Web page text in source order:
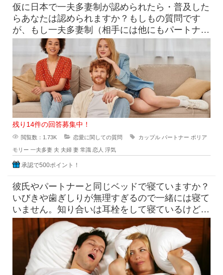
仮に日本で一夫多妻制が認められたら・普及した
らあなたは認められますか？もしもの質問です
が、もし一夫多妻制（相手には他にもパートナー
がいる状態）が一般的になったら
残り14件の回答募集中！
閲覧数：1.73K 恋愛に関しての質問 カップル パートナー ポリア
モリー 一夫多妻 夫 夫婦 妻 常識 恋人 浮気
承認で500ポイント！
彼氏やパートナーと同じベッドで寝ていますか？
いびきや歯ぎしりが無理すぎるので一緒には寝て
いません。知り合いは耳栓をして寝ているけど結
局夜中に何度もおきてしまい、